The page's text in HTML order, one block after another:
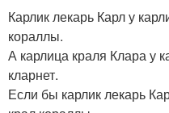
Карлик лекарь Карл у
кораллы.
А карлица краля Клара у
кларнет.
Если бы карлик лекарь